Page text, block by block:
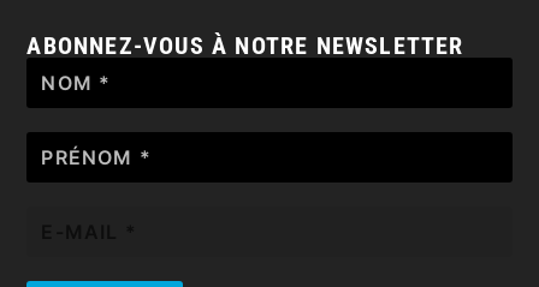
ABONNEZ-VOUS À NOTRE NEWSLETTER
Prénom